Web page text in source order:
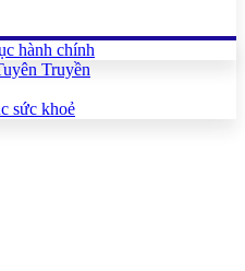
hành chính
Truyền
sức khoẻ